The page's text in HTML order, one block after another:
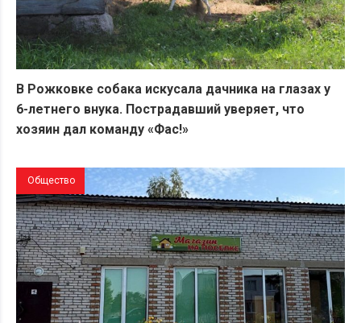
В Рожковке собака искусала дачника на глазах у
6-летнего внука. Пострадавший уверяет, что
хозяин дал команду «Фас!»
Общество